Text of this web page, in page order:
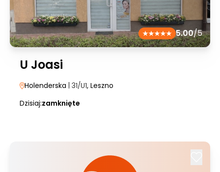
5.00/5
U Joasi
Holenderska | 31/U1, Leszno
Dzisiaj:zamknięte